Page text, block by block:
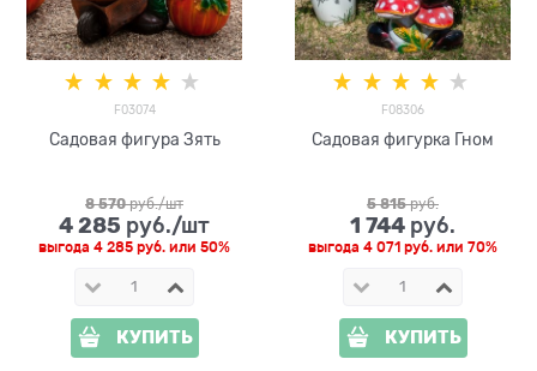
F03074
Садовая фигура Зять
8 570 руб./шт
4 285 руб./шт
выгода 4 285 руб. или 50%
КУПИТЬ
F08306
Садовая фигурка Гном
5 815 руб.
1 744 руб.
выгода 4 071 руб. или 70%
КУПИТЬ